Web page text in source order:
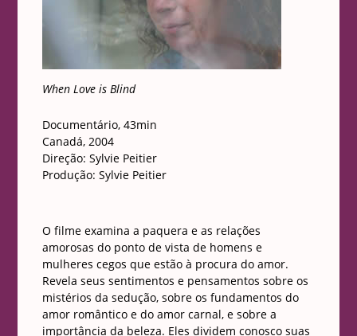
When Love is Blind
Documentário, 43min
Canadá, 2004
Direção: Sylvie Peitier
Produção: Sylvie Peitier
O filme examina a paquera e as relações
amorosas do ponto de vista de homens e
mulheres cegos que estão à procura do amor.
Revela seus sentimentos e pensamentos sobre os
mistérios da sedução, sobre os fundamentos do
amor romântico e do amor carnal, e sobre a
importância da beleza. Eles dividem conosco suas